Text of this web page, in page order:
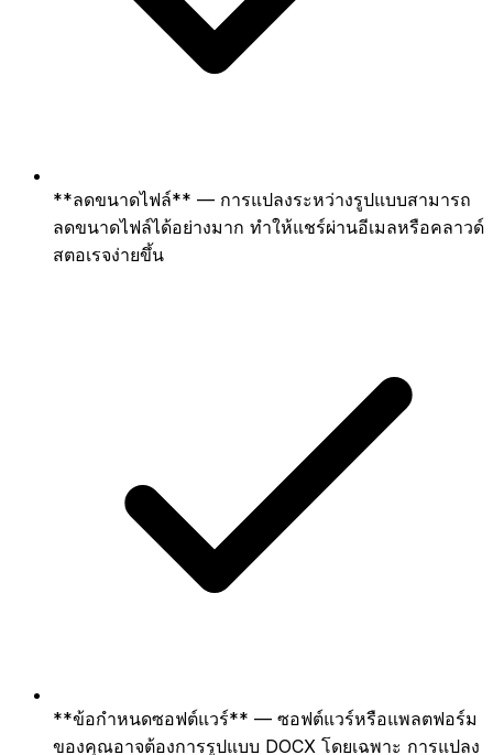
**ลดขนาดไฟล์** — การแปลงระหว่างรูปแบบสามารถ
ลดขนาดไฟล์ได้อย่างมาก ทำให้แชร์ผ่านอีเมลหรือคลาวด์
สตอเรจง่ายขึ้น
**ข้อกำหนดซอฟต์แวร์** — ซอฟต์แวร์หรือแพลตฟอร์ม
ของคุณอาจต้องการรูปแบบ DOCX โดยเฉพาะ การแปลง